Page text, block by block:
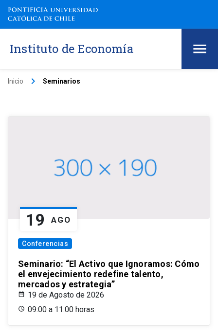
Instituto de Economía
Inicio keyboard_arrow_right Seminarios
19 AGO
Conferencias
Seminario: “El Activo que Ignoramos: Cómo
el envejecimiento redefine talento,
mercados y estrategia”
19 de Agosto de 2026
09:00 a 11:00 horas